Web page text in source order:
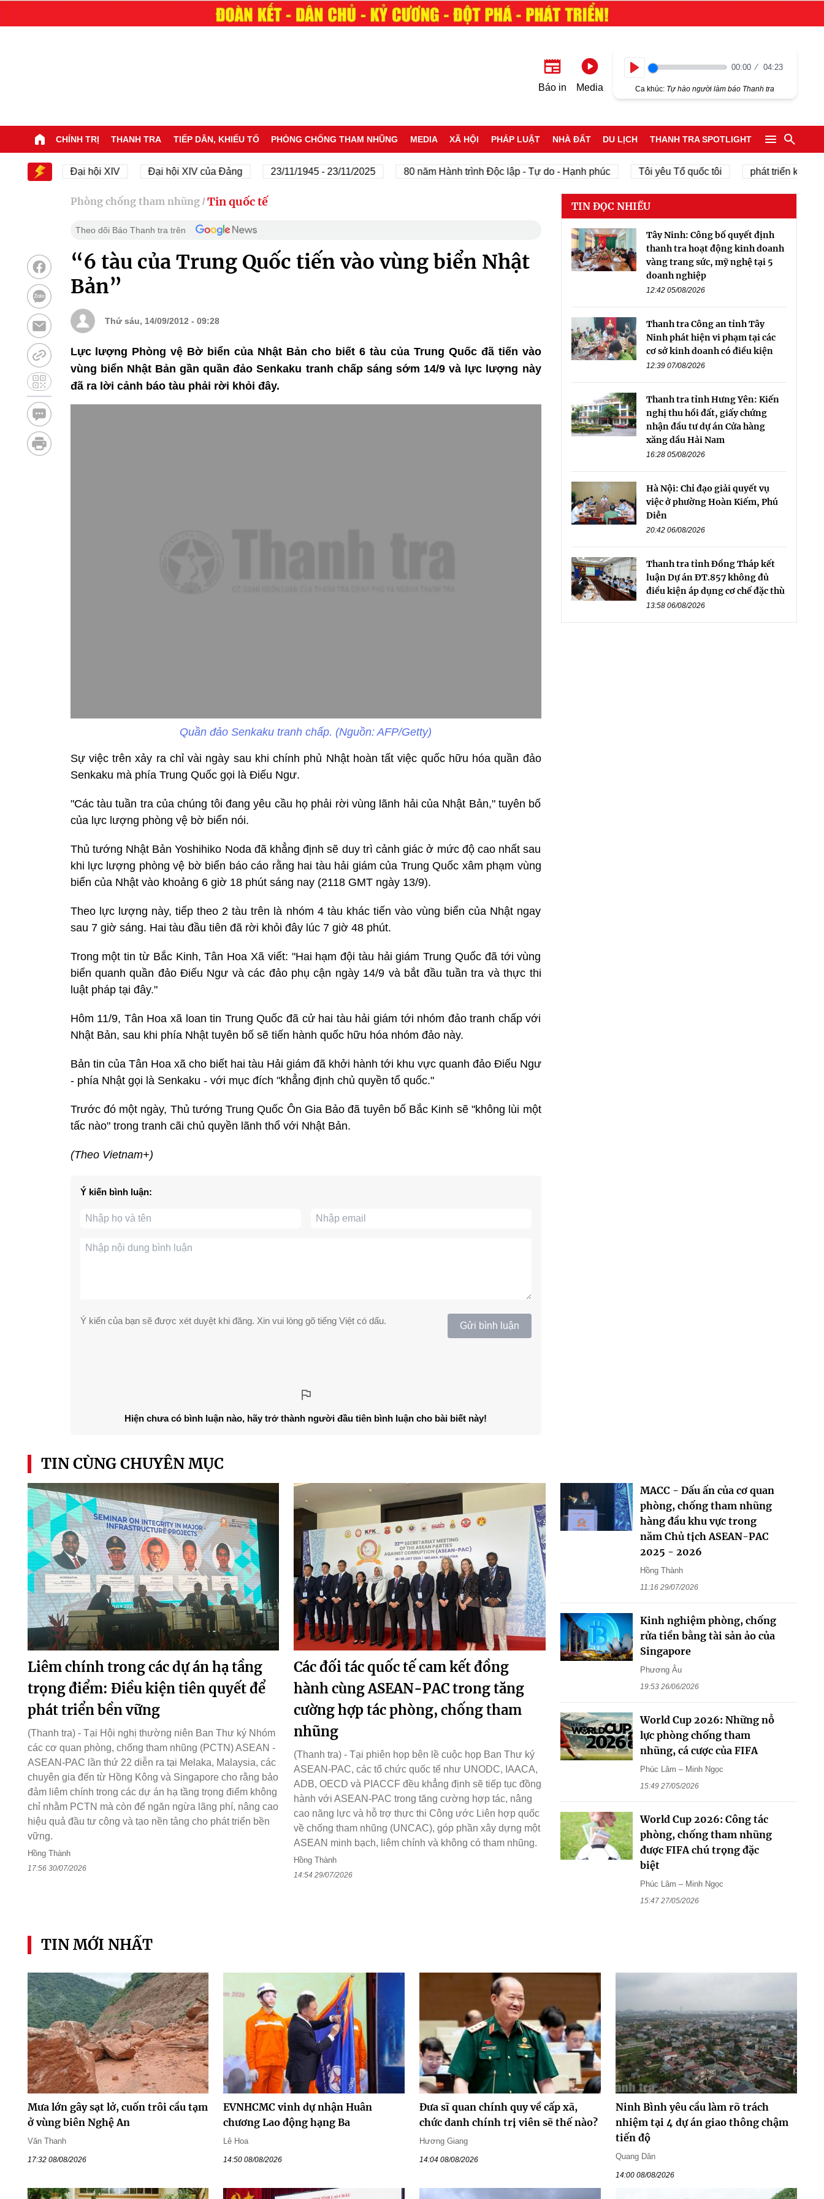
Báo in Media
00:00 04:23
Ca khúc: Tự hào người làm báo Thanh tra
CHÍNH TRỊ THANH TRA TIẾP DÂN, KHIẾU TỐ PHÒNG CHỐNG THAM NHŨNG MEDIA XÃ HỘI PHÁP LUẬT NHÀ ĐẤT DU LỊCH THANH TRA SPOTLIGHT
Đại hội XIV Đại hội XIV của Đảng 23/11/1945 - 23/11/2025 80 năm Hành trình Độc lập - Tự do - Hạnh phúc Tôi yêu Tổ quốc tôi phát triển kinh tế tư
Phòng chống tham nhũng / Tin quốc tế
Theo dõi Báo Thanh tra trên
“6 tàu của Trung Quốc tiến vào vùng biển Nhật
Bản”
Thứ sáu, 14/09/2012 - 09:28
Lực lượng Phòng vệ Bờ biển của Nhật Bản cho biết 6 tàu của Trung Quốc đã tiến vào
vùng biển Nhật Bản gần quần đảo Senkaku tranh chấp sáng sớm 14/9 và lực lượng này
đã ra lời cảnh báo tàu phải rời khỏi đây.
Quần đảo Senkaku tranh chấp. (Nguồn: AFP/Getty)
Sự việc trên xảy ra chỉ vài ngày sau khi chính phủ Nhật hoàn tất việc quốc hữu hóa quần đảo
Senkaku mà phía Trung Quốc gọi là Điếu Ngư.
"Các tàu tuần tra của chúng tôi đang yêu cầu họ phải rời vùng lãnh hải của Nhật Bản," tuyên bố
của lực lượng phòng vệ bờ biển nói.
Thủ tướng Nhật Bản Yoshihiko Noda đã khẳng định sẽ duy trì cảnh giác ở mức độ cao nhất sau
khi lực lượng phòng vệ bờ biển báo cáo rằng hai tàu hải giám của Trung Quốc xâm phạm vùng
biển của Nhật vào khoảng 6 giờ 18 phút sáng nay (2118 GMT ngày 13/9).
Theo lực lượng này, tiếp theo 2 tàu trên là nhóm 4 tàu khác tiến vào vùng biển của Nhật ngay
sau 7 giờ sáng. Hai tàu đầu tiên đã rời khỏi đây lúc 7 giờ 48 phút.
Trong một tin từ Bắc Kinh, Tân Hoa Xã viết: "Hai hạm đội tàu hải giám Trung Quốc đã tới vùng
biển quanh quần đảo Điếu Ngư và các đảo phụ cận ngày 14/9 và bắt đầu tuần tra và thực thi
luật pháp tại đây."
Hôm 11/9, Tân Hoa xã loan tin Trung Quốc đã cử hai tàu hải giám tới nhóm đảo tranh chấp với
Nhật Bản, sau khi phía Nhật tuyên bố sẽ tiến hành quốc hữu hóa nhóm đảo này.
Bản tin của Tân Hoa xã cho biết hai tàu Hải giám đã khởi hành tới khu vực quanh đảo Điếu Ngư
- phía Nhật gọi là Senkaku - với mục đích "khẳng định chủ quyền tổ quốc."
Trước đó một ngày, Thủ tướng Trung Quốc Ôn Gia Bảo đã tuyên bố Bắc Kinh sẽ "không lùi một
tấc nào" trong tranh cãi chủ quyền lãnh thổ với Nhật Bản.
(Theo Vietnam+)
Ý kiến bình luận:
Ý kiến của bạn sẽ được xét duyệt khi đăng. Xin vui lòng gõ tiếng Việt có dấu. Gửi bình luận
Hiện chưa có bình luận nào, hãy trở thành người đầu tiên bình luận cho bài biết này!
TIN ĐỌC NHIỀU
Tây Ninh: Công bố quyết định
thanh tra hoạt động kinh doanh
vàng trang sức, mỹ nghệ tại 5
doanh nghiệp
12:42 05/08/2026
Thanh tra Công an tỉnh Tây
Ninh phát hiện vi phạm tại các
cơ sở kinh doanh có điều kiện
12:39 07/08/2026
Thanh tra tỉnh Hưng Yên: Kiến
nghị thu hồi đất, giấy chứng
nhận đầu tư dự án Cửa hàng
xăng dầu Hải Nam
16:28 05/08/2026
Hà Nội: Chỉ đạo giải quyết vụ
việc ở phường Hoàn Kiếm, Phú
Diễn
20:42 06/08/2026
Thanh tra tỉnh Đồng Tháp kết
luận Dự án ĐT.857 không đủ
điều kiện áp dụng cơ chế đặc thù
13:58 06/08/2026
TIN CÙNG CHUYÊN MỤC
Liêm chính trong các dự án hạ tầng
trọng điểm: Điều kiện tiên quyết để
phát triển bền vững
(Thanh tra) - Tại Hội nghị thường niên Ban Thư ký Nhóm
các cơ quan phòng, chống tham nhũng (PCTN) ASEAN -
ASEAN-PAC lần thứ 22 diễn ra tại Melaka, Malaysia, các
chuyên gia đến từ Hồng Kông và Singapore cho rằng bảo
đảm liêm chính trong các dự án hạ tầng trọng điểm không
chỉ nhằm PCTN mà còn để ngăn ngừa lãng phí, nâng cao
hiệu quả đầu tư công và tạo nền tảng cho phát triển bền
vững.
Hồng Thành
17:56 30/07/2026
Các đối tác quốc tế cam kết đồng
hành cùng ASEAN-PAC trong tăng
cường hợp tác phòng, chống tham
nhũng
(Thanh tra) - Tại phiên họp bên lề cuộc họp Ban Thư ký
ASEAN-PAC, các tổ chức quốc tế như UNODC, IAACA,
ADB, OECD và PIACCF đều khẳng định sẽ tiếp tục đồng
hành với ASEAN-PAC trong tăng cường hợp tác, nâng
cao năng lực và hỗ trợ thực thi Công ước Liên hợp quốc
về chống tham nhũng (UNCAC), góp phần xây dựng một
ASEAN minh bạch, liêm chính và không có tham nhũng.
Hồng Thành
14:54 29/07/2026
MACC - Dấu ấn của cơ quan
phòng, chống tham nhũng
hàng đầu khu vực trong
năm Chủ tịch ASEAN-PAC
2025 - 2026
Hồng Thành
11:16 29/07/2026
Kinh nghiệm phòng, chống
rửa tiền bằng tài sản ảo của
Singapore
Phương Âu
19:53 26/06/2026
World Cup 2026: Những nỗ
lực phòng chống tham
nhũng, cá cược của FIFA
Phúc Lâm – Minh Ngọc
15:49 27/05/2026
World Cup 2026: Công tác
phòng, chống tham nhũng
được FIFA chú trọng đặc
biệt
Phúc Lâm – Minh Ngọc
15:47 27/05/2026
TIN MỚI NHẤT
Mưa lớn gây sạt lở, cuốn trôi cầu tạm
ở vùng biên Nghệ An
Văn Thanh
17:32 08/08/2026
EVNHCMC vinh dự nhận Huân
chương Lao động hạng Ba
Lê Hoa
14:50 08/08/2026
Đưa sĩ quan chính quy về cấp xã,
chức danh chính trị viên sẽ thế nào?
Hương Giang
14:04 08/08/2026
Ninh Bình yêu cầu làm rõ trách
nhiệm tại 4 dự án giao thông chậm
tiến độ
Quang Dân
14:00 08/08/2026